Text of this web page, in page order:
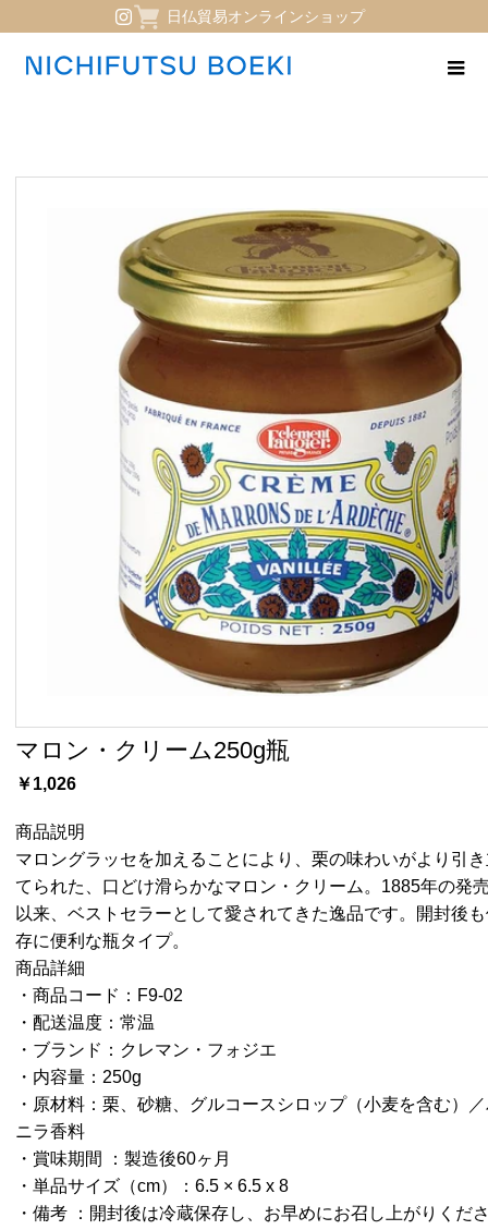
日仏貿易オンラインショップ
マロン・クリーム250g瓶
￥1,026
商品説明
マロングラッセを加えることにより、栗の味わいがより引
てられた、口どけ滑らかなマロン・クリーム。1885年の発
以来、ベストセラーとして愛されてきた逸品です。開封後
存に便利な瓶タイプ。
商品詳細
・商品コード：F9-02
・配送温度：常温
・ブランド：クレマン・フォジエ
・内容量：250g
・原材料：栗、砂糖、グルコースシロップ（小麦を含む）
ニラ香料
・賞味期間 ：製造後60ヶ月
・単品サイズ（cm）：6.5 × 6.5 x 8
・備考 ： 開封後は冷蔵保存し、お早めにお召し上がりくだ